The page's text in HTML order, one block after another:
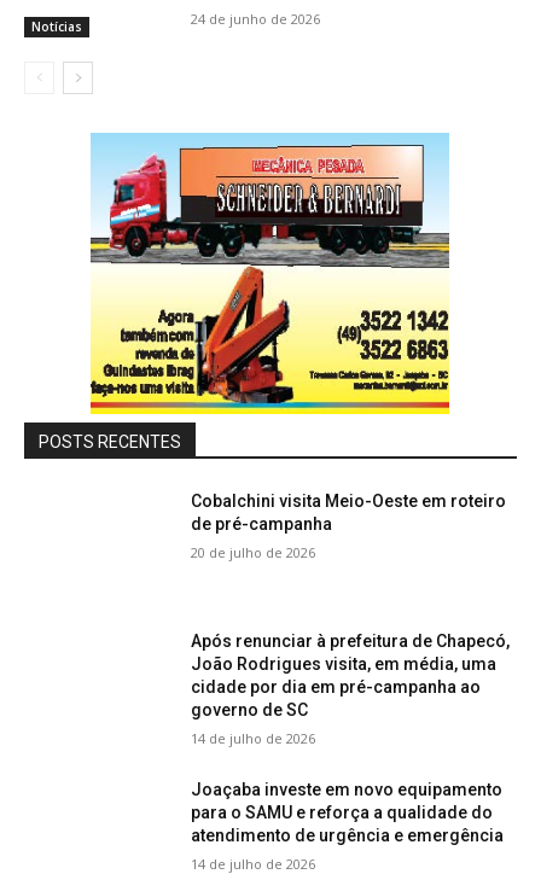
Notícias 24 de junho de 2026
POSTS RECENTES
Cobalchini visita Meio-Oeste em roteiro
de pré-campanha
20 de julho de 2026
Após renunciar à prefeitura de Chapecó,
João Rodrigues visita, em média, uma
cidade por dia em pré-campanha ao
governo de SC
14 de julho de 2026
Joaçaba investe em novo equipamento
para o SAMU e reforça a qualidade do
atendimento de urgência e emergência
14 de julho de 2026